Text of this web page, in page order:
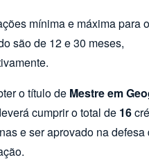
mínima e máxima para
são de 12 e 30 meses,
o título de Mestre em
cumprir o total de 16
e ser aprovado na defesa